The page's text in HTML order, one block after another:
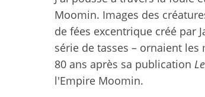
Moomin. Images des
de fées excentrique créé par
série de tasses – ornaient
80 ans après sa publication
l'Empire Moomin.